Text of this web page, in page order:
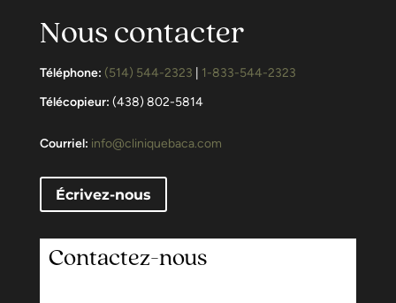
Nous contacter
Téléphone: (514) 544-2323 1-833-544-2323
Télécopieur: (438) 802-5814
Courriel: info@cliniquebaca.com
Écrivez-nous
Contactez-nous